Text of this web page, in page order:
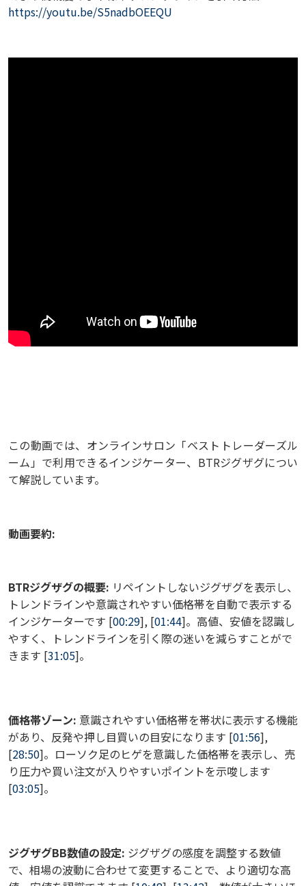
https://youtu.be/S5nadbOEEQU
この動画では、オンラインサロン「ベストトレーダーズル
ーム」で利用できるインジケーター、BTRジグザグについ
て解説しています。
動画要約:
BTRジグザグの概要: リペイントしないジグザグを表示し、
トレンドラインや意識されやすい価格帯を自動で表示する
インジケーターです [00:29], [01:44]。高値、安値を認識し
やすく、トレンドラインを引く際の迷いを減らすことがで
きます [31:05]。
価格帯ゾーン: 意識されやすい価格帯を帯状に表示する機能
があり、反発や押し目買いの目安になります [01:56],
[28:50]。ローソク足のヒゲを意識した価格帯を表示し、売
り圧力や買い注文が入りやすいポイントを示唆します
[03:05]。
ジグザグBB数値の設定: ジグザグの感度を調整する数値
で、相場の波動に合わせて変更することで、より適切な高